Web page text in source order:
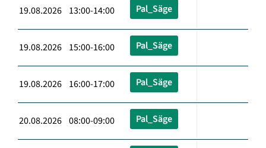
19.08.2026 13:00-14:00 Pal_Säge
19.08.2026 15:00-16:00 Pal_Säge
19.08.2026 16:00-17:00 Pal_Säge
20.08.2026 08:00-09:00 Pal_Säge